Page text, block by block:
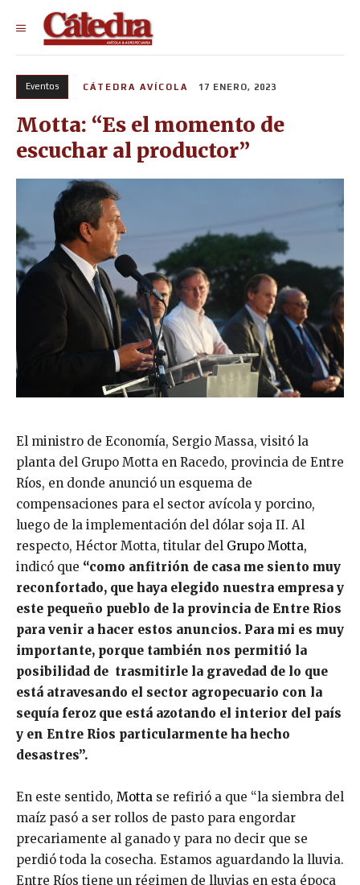
Eventos CÁTEDRA AVÍCOLA 17 ENERO, 2023
Motta: “Es el momento de
escuchar al productor”
El ministro de Economía, Sergio Massa, visitó la
planta del Grupo Motta en Racedo, provincia de Entre
Ríos, en donde anunció un esquema de
compensaciones para el sector avícola y porcino,
luego de la implementación del dólar soja II. Al
respecto, Héctor Motta, titular del Grupo Motta,
indicó que “como anfitrión de casa me siento muy
reconfortado, que haya elegido nuestra empresa y
este pequeño pueblo de la provincia de Entre Rios
para venir a hacer estos anuncios. Para mi es muy
importante, porque también nos permitió la
posibilidad de trasmitirle la gravedad de lo que
está atravesando el sector agropecuario con la
sequía feroz que está azotando el interior del país
y en Entre Rios particularmente ha hecho
desastres”.
En este sentido, Motta se refirió a que “la siembra del
maíz pasó a ser rollos de pasto para engordar
precariamente al ganado y para no decir que se
perdió toda la cosecha. Estamos aguardando la lluvia.
Entre Ríos tiene un régimen de lluvias en esta época